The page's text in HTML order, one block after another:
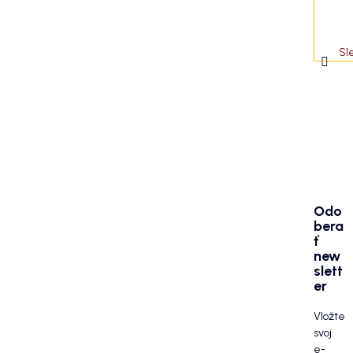
Odo
bera
ť
new
slett
er
Vložte
svoj
e-